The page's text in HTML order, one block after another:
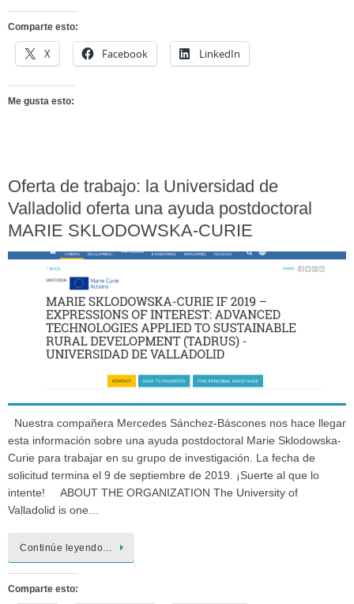
Comparte esto:
X Facebook LinkedIn
Me gusta esto:
Oferta de trabajo: la Universidad de
Valladolid oferta una ayuda postdoctoral
MARIE SKLODOWSKA-CURIE
Nuestra compañera Mercedes Sánchez-Báscones nos hace llegar
esta información sobre una ayuda postdoctoral Marie Sklodowska-
Curie para trabajar en su grupo de investigación. La fecha de
solicitud termina el 9 de septiembre de 2019. ¡Suerte al que lo
intente! ABOUT THE ORGANIZATION The University of
Valladolid is one…
Continúe leyendo…
Comparte esto: